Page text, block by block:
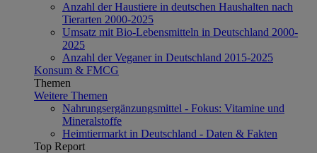
Anzahl der Haustiere in deutschen Haushalten nach
Tierarten 2000-2025
Umsatz mit Bio-Lebensmitteln in Deutschland 2000-
2025
Anzahl der Veganer in Deutschland 2015-2025
Konsum & FMCG
Themen
Weitere Themen
Nahrungsergänzungsmittel - Fokus: Vitamine und
Mineralstoffe
Heimtiermarkt in Deutschland - Daten & Fakten
Top Report